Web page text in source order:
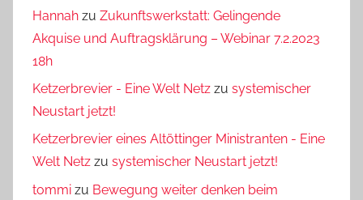
Hannah zu Zukunftswerkstatt: Gelingende
Akquise und Auftragsklärung – Webinar 7.2.2023
18h
Ketzerbrevier - Eine Welt Netz zu systemischer
Neustart jetzt!
Ketzerbrevier eines Altöttinger Ministranten - Eine
Welt Netz zu systemischer Neustart jetzt!
tommi zu Bewegung weiter denken beim